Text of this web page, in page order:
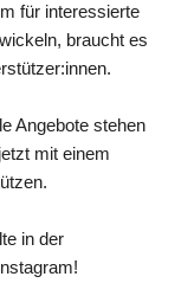
für interessierte
braucht es
Angebote stehen
mit einem
in der